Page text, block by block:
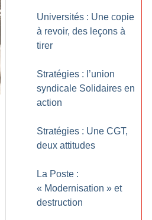
Universités : Une copie
à revoir, des leçons à
tirer
Stratégies : l’union
syndicale Solidaires en
action
Stratégies : Une CGT,
deux attitudes
La Poste :
« Modernisation » et
destruction